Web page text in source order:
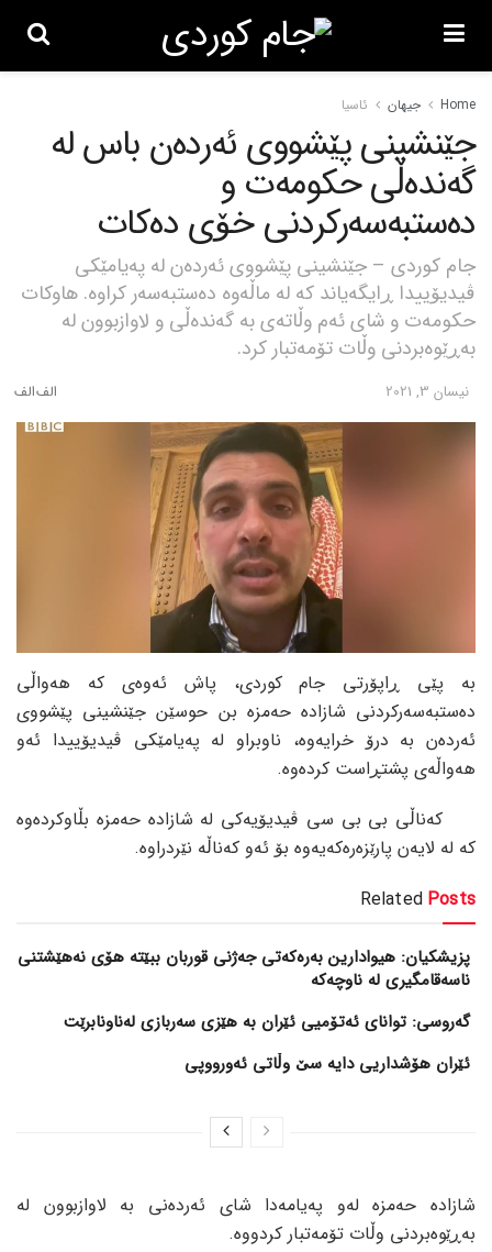
Home جیهان ئاسیا
جێنشینی پێشووی ئەردەن باس لە
گەندەڵی حکومەت و
دەستبەسەرکردنی خۆی دەکات
جام کوردی – جێنشینی پێشووی ئەردەن لە پەیامێکی
ڤیدیۆییدا ڕایگەیاند کە لە ماڵەوە دەستبەسەر کراوە. هاوکات
حکومەت و شای ئەم وڵاتەی بە گەندەڵی و لاوازبوون لە
بەڕێوەبردنی وڵات تۆمەتبار کرد.
نیسان 3, 2021
بە پێی ڕاپۆرتی جام کوردی، پاش ئەوەی کە هەواڵی
دەستبەسەرکردنی شازادە حەمزە بن حوسێن جێنشینی پێشووی
ئەردەن بە درۆ خرایەوە، ناوبراو لە پەیامێکی ڤیدیۆییدا ئەو
هەواڵەی پشتڕاست کردەوە.
کەناڵی بی بی سی ڤیدیۆیەکی لە شازادە حەمزە بڵاوکردەوە
کە لە لایەن پارێزەرەکەیەوە بۆ ئەو کەناڵە نێردراوە.
Related Posts
پزیشکیان: هیوادارین بەرەکەتی جەژنی قوربان ببێتە هۆی نەهێشتنی
ناسەقامگیری لە ناوچەکە
گەروسی: توانای ئەتۆمیی ئێران بە هێزی سەربازی لەناونابرێت
ئێران هۆشداریی دایە سێ وڵاتی ئەورووپی
شازادە حەمزە لەو پەیامەدا شای ئەردەنی بە لاوازبوون لە
بەڕێوەبردنی وڵات تۆمەتبار کردووە.